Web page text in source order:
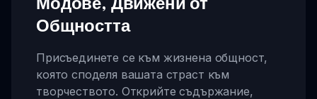
Общността
Присъединете се към жизнена общност,
която споделя вашата страст към
творчеството. Открийте съдържание,